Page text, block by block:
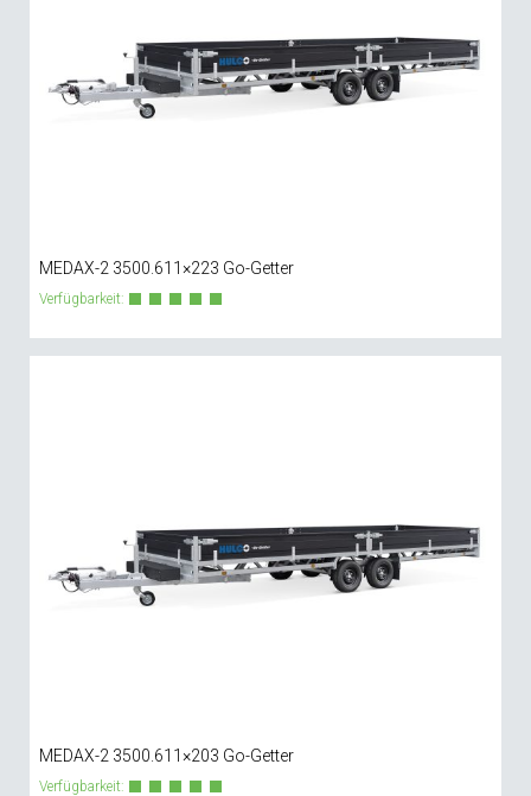
MEDAX-2 3500.611×223 Go-Getter
Verfügbarkeit:
MEDAX-2 3500.611×203 Go-Getter
Verfügbarkeit: